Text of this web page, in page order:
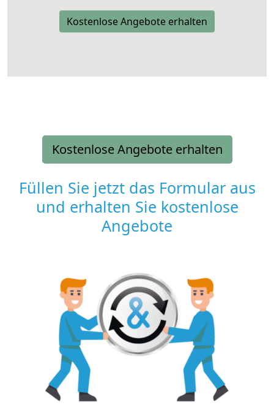
Kostenlose Angebote erhalten
Kostenlose Angebote erhalten
Füllen Sie jetzt das Formular aus
und erhalten Sie kostenlose
Angebote